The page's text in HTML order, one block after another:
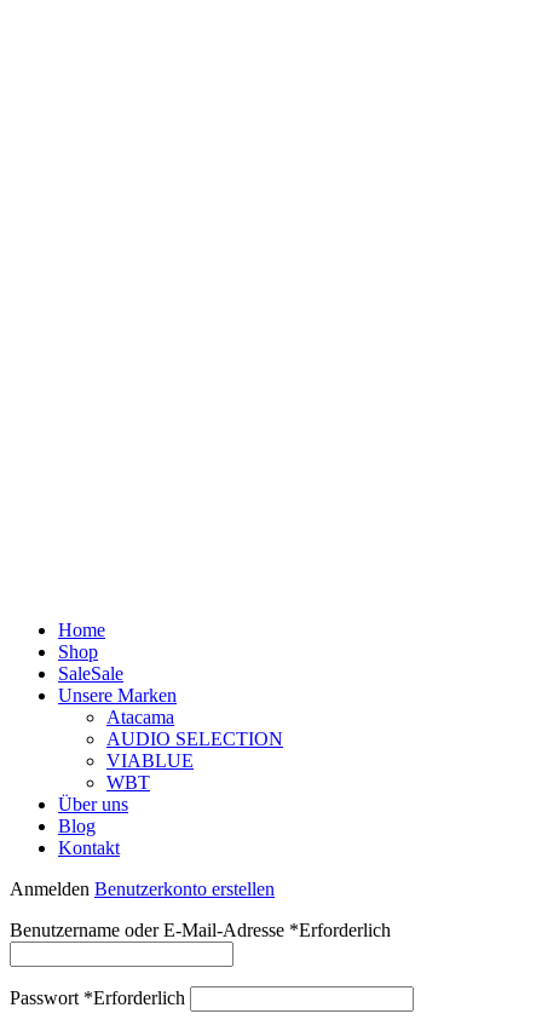
Home
Shop
SaleSale
Unsere Marken
Atacama
AUDIO SELECTION
VIABLUE
WBT
Über uns
Blog
Kontakt
Anmelden Benutzerkonto erstellen
Benutzername oder E-Mail-Adresse *Erforderlich
Passwort *Erforderlich